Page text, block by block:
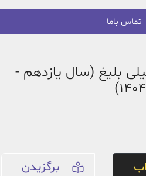
تماس باما
بلیغ (سال یازدهم -
برگزیدن